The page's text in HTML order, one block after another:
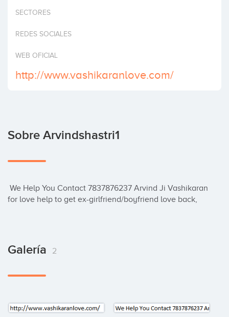
Invertir
SECTORES
REDES SOCIALES
WEB OFICIAL
http://www.vashikaranlove.com/
Sobre Arvindshastri1
for love help to get ex-girlfriend/boyfriend love back,
Galería 2